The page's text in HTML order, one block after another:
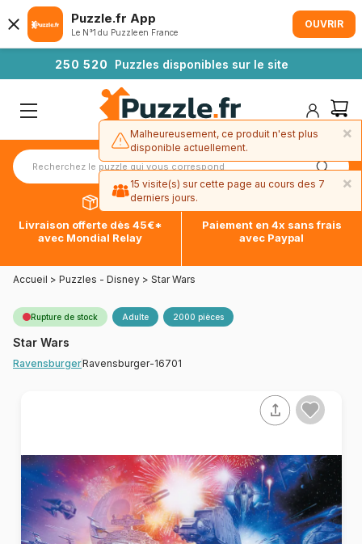
250 520 Puzzles disponibles sur le site
Livraison offerte dès 45€*
avec Mondial Relay
Paiement en 4x sans frais
avec Paypal
Accueil > Puzzles - Disney > Star Wars
Rupture de stock Adulte 2000 pièces
Star Wars
RavensburgerRavensburger-16701
Puzzle.fr App
Le N°1 du Puzzle en France
OUVRIR
×
Malheureusement, ce produit n'est plus
disponible actuellement.
×
15 visite(s) sur cette page au cours des 7
derniers jours.